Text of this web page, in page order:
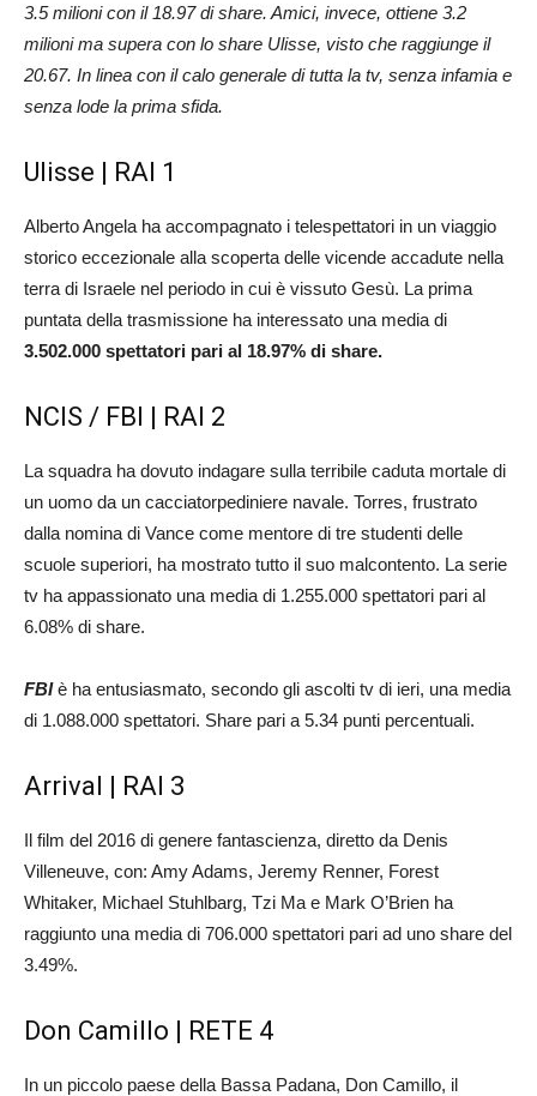
3.5 milioni con il 18.97 di share. Amici, invece, ottiene 3.2
milioni ma supera con lo share Ulisse, visto che raggiunge il
20.67. In linea con il calo generale di tutta la tv, senza infamia e
senza lode la prima sfida.
Ulisse | RAI 1
Alberto Angela ha accompagnato i telespettatori in un viaggio
storico eccezionale alla scoperta delle vicende accadute nella
terra di Israele nel periodo in cui è vissuto Gesù. La prima
puntata della trasmissione ha interessato una media di
3.502.000 spettatori pari al 18.97% di share.
NCIS / FBI | RAI 2
La squadra ha dovuto indagare sulla terribile caduta mortale di
un uomo da un cacciatorpediniere navale. Torres, frustrato
dalla nomina di Vance come mentore di tre studenti delle
scuole superiori, ha mostrato tutto il suo malcontento. La serie
tv ha appassionato una media di 1.255.000 spettatori pari al
6.08% di share.
FBI è ha entusiasmato, secondo gli ascolti tv di ieri, una media
di 1.088.000 spettatori. Share pari a 5.34 punti percentuali.
Arrival | RAI 3
Il film del 2016 di genere fantascienza, diretto da Denis
Villeneuve, con: Amy Adams, Jeremy Renner, Forest
Whitaker, Michael Stuhlbarg, Tzi Ma e Mark O’Brien ha
raggiunto una media di 706.000 spettatori pari ad uno share del
3.49%.
Don Camillo | RETE 4
In un piccolo paese della Bassa Padana, Don Camillo, il